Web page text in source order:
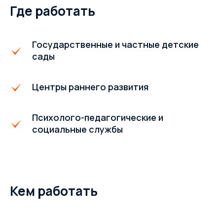
Где работать
Государственные и частные детские
сады
Центры раннего развития
Психолого-педагогические и
социальные службы
Кем работать